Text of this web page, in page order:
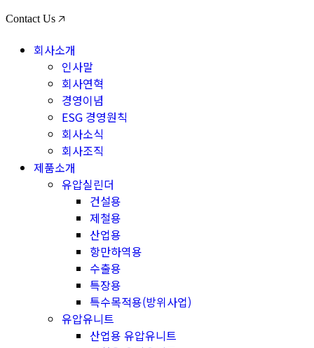
Contact Us 🡥
회사소개
인사말
회사연혁
경영이념
ESG 경영원칙
회사소식
회사조직
제품소개
유압실린더
건설용
제철용
산업용
항만하역용
수출용
특장용
특수목적용(방위사업)
유압유니트
산업용 유압유니트